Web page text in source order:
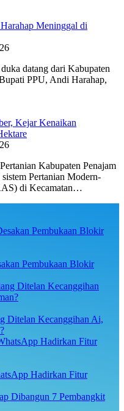
Meninggal di
datang dari Kabupaten
PPU, Andi Harahap,
Kejar Kenaikan
Kabupaten Penajam
Pertanian Modern-
di Kecamatan…
Pembukaan Blokir
Ditelan Kecanggihan Ai,
Hadirkan Fitur